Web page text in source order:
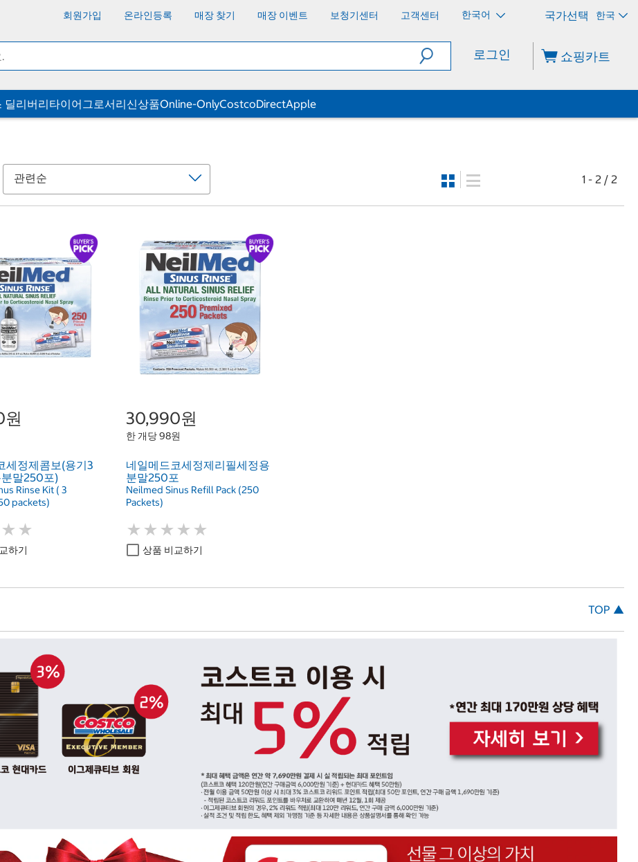
회원가입 온라인등록 매장 찾기 매장 이벤트 보청기센터 고객센터 한국어 한국
로그인 쇼핑카트
딜리버리타이어그로서리신상품Online-OnlyCostcoDirectApple
1 - 2 / 2
세정제콤보(용기3
말250포)
Rinse Kit ( 3
packets)
★ ★
★ ★
하기
30,990원
한 개당 98원
네일메드코세정제리필세정용
분말250포
Neilmed Sinus Refill Pack (250
Packets)
★ ★ ★ ★ ★
★ ★ ★ ★ ★
상품 비교하기
TOP ▲